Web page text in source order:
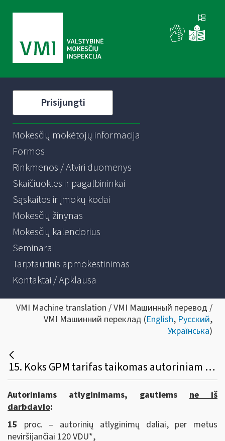
Prisijungti
Mokesčių mokėtojų informacija
Formos
Rinkmenos / Atviri duomenys
Skaičiuoklės ir pagalbininkai
Sąskaitos ir įmokų kodai
Mokesčių žinynas
Mokesčių kalendorius
Seminarai
Tarptautinis apmokestinimas
Kontaktai / Apklausa
VMI Machine translation / VMI Машинный перевод /
VMI Машинний переклад (English, Русский,
Українська)
15. Koks GPM tarifas taikomas autoriniam atlyginimui?
Autoriniams atlyginimams, gautiems ne iš
darbdavio:
15 proc. – autorinių atlyginimų daliai, per metus
neviršijančiai 120 VDU*,